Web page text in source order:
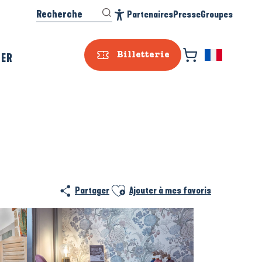
Billetterie
Recherche PartenairesPresseGroupes
Partager Ajouter aux favoris
Ajouter à mes favoris